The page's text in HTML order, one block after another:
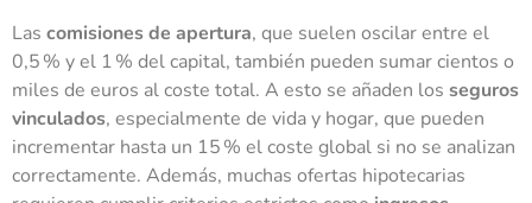
Las comisiones de apertura, que suelen oscilar entre el
0,5 % y el 1 % del capital, también pueden sumar cientos o
miles de euros al coste total. A esto se añaden los seguros
vinculados, especialmente de vida y hogar, que pueden
incrementar hasta un 15 % el coste global si no se analizan
correctamente. Además, muchas ofertas hipotecarias